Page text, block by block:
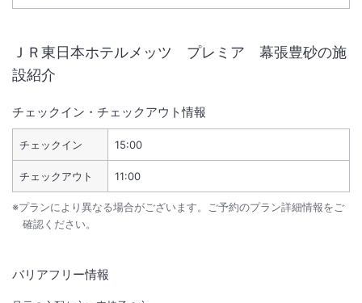
ＪＲ東日本ホテルメッツ プレミア 幕張豊砂の施
設紹介
チェックイン・チェックアウト情報
チェックイン 15:00
チェックアウト 11:00
※プランにより異なる場合がございます。ご予約のプラン詳細情報をご
確認ください。
バリアフリー情報